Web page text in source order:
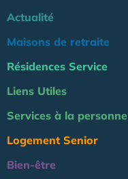
Actualité
Maisons de retraite
Résidences Service
Liens Utiles
Services à la personne
Logement Senior
Bien-être